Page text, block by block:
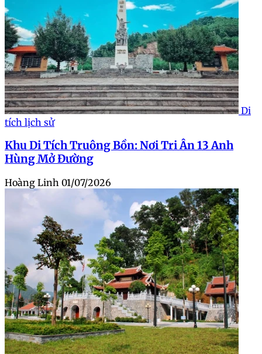
Di
tích lịch sử
Khu Di Tích Truông Bồn: Nơi Tri Ân 13 Anh
Hùng Mở Đường
Hoàng Linh 01/07/2026